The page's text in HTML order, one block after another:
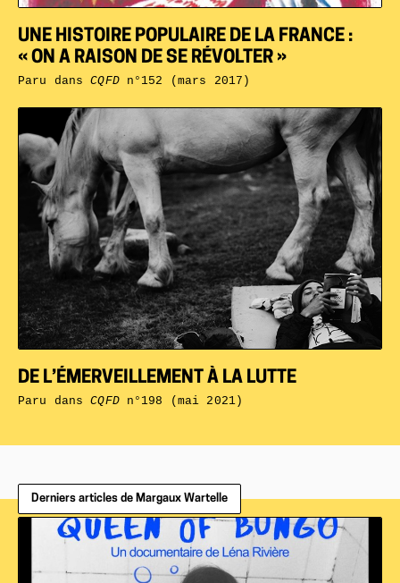
DE L’ÉMERVEILLEMENT À LA LUTTE
Paru dansCQFDn°198 (mai 2021)
UNE HISTOIRE POPULAIRE DE LA FRANCE :
« ON A RAISON DE SE RÉVOLTER »
Paru dansCQFDn°152 (mars 2017)
Derniers articles de Margaux Wartelle